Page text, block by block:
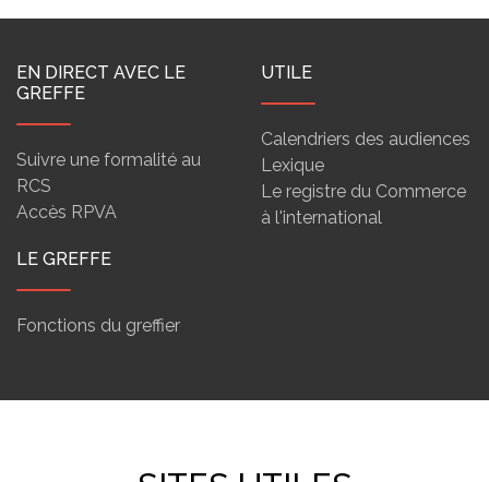
EN DIRECT AVEC LE
GREFFE
Suivre une formalité au
RCS
Accès RPVA
UTILE
Calendriers des audiences
Lexique
Le registre du Commerce
à l'international
LE GREFFE
Fonctions du greffier